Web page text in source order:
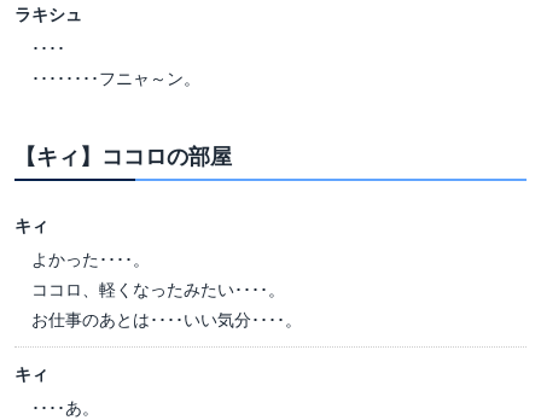
ラキシュ
････
････････フニャ～ン。
【キィ】ココロの部屋
キィ
よかった････。
ココロ、軽くなったみたい････。
お仕事のあとは････いい気分････。
キィ
････あ。